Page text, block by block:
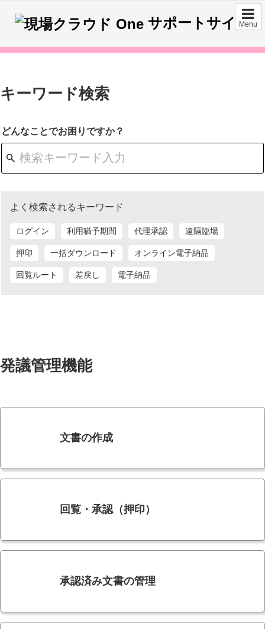
Menu
サポートサイト
キーワード検索
どんなことでお困りですか？
よく検索されるキーワード
ログイン 利用猶予期間 代理承認 遠隔臨場
押印 一括ダウンロード オンライン電子納品
回覧ルート 差戻し 電子納品
発議管理機能
文書の作成
回覧・承認（押印）
承認済み文書の管理